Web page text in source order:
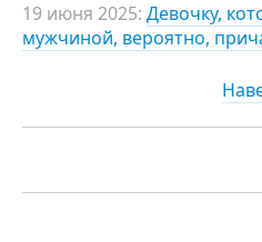
19 июня 2025: Девочку,
мужчиной, вероятно,